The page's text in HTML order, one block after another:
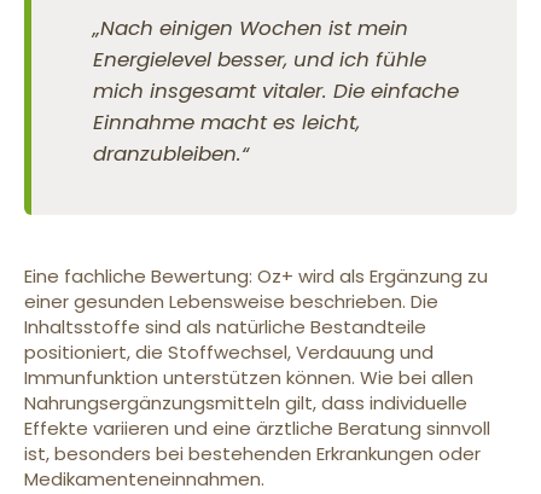
„Nach einigen Wochen ist mein
Energielevel besser, und ich fühle
mich insgesamt vitaler. Die einfache
Einnahme macht es leicht,
dranzubleiben.“
Eine fachliche Bewertung: Oz+ wird als Ergänzung zu
einer gesunden Lebensweise beschrieben. Die
Inhaltsstoffe sind als natürliche Bestandteile
positioniert, die Stoffwechsel, Verdauung und
Immunfunktion unterstützen können. Wie bei allen
Nahrungsergänzungsmitteln gilt, dass individuelle
Effekte variieren und eine ärztliche Beratung sinnvoll
ist, besonders bei bestehenden Erkrankungen oder
Medikamenteneinnahmen.